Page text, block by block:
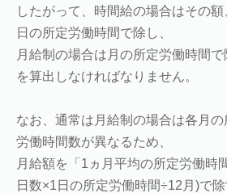
したがって、時間給の場合はその
日の所定労働時間で除し、
月給制の場合は月の所定労働時間
を算出しなければなりません。
なお、通常は月給制の場合は各月
労働時間数が異なるため、
月給額を「1ヵ月平均の所定労働時
日数×1日の所定労働時間÷12月)で除